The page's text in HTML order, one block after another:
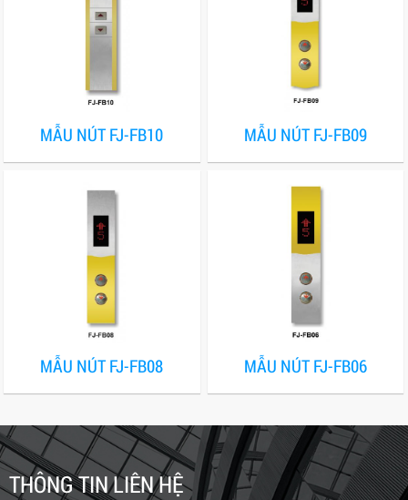
MẪU NÚT FJ-FB10 MẪU NÚT FJ-FB09
MẪU NÚT FJ-FB08 MẪU NÚT FJ-FB06
THÔNG TIN LIÊN HỆ